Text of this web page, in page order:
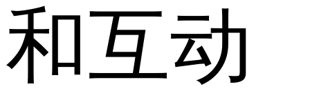
和互动